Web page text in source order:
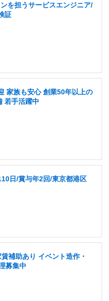
を担うサービスエンジニア/
証
家族も安心 創業50年以上の
若手活躍中
日/賞与年2回/東京都港区
補助あり イベント造作・
募集中